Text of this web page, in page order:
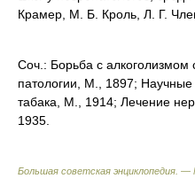
Крамер М. Б. Кроль Л. Г.
Соч.: Борьба с алкоголизмом
патологии, М., 1897;
табака, М., 1914; Лечение
1935.
Большая советская энциклопедия. —